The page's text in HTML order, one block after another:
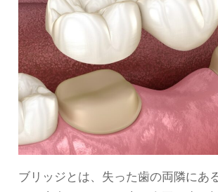
ブリッジとは、失った歯の両隣にあ